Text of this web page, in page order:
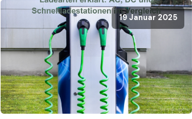
19 Januar 2025